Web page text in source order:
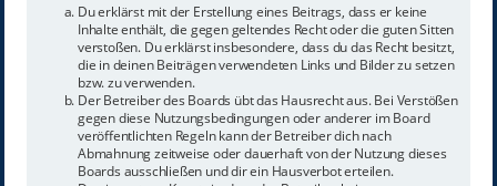
Du erklärst mit der Erstellung eines Beitrags, dass er keine
Inhalte enthält, die gegen geltendes Recht oder die guten Sitten
verstoßen. Du erklärst insbesondere, dass du das Recht besitzt,
die in deinen Beiträgen verwendeten Links und Bilder zu setzen
bzw. zu verwenden.
Der Betreiber des Boards übt das Hausrecht aus. Bei Verstößen
gegen diese Nutzungsbedingungen oder anderer im Board
veröffentlichten Regeln kann der Betreiber dich nach
Abmahnung zeitweise oder dauerhaft von der Nutzung dieses
Boards ausschließen und dir ein Hausverbot erteilen.